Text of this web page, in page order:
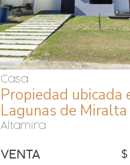
Casa
Propiedad ubicada
Lagunas de Miralta
Altamira
VENTA